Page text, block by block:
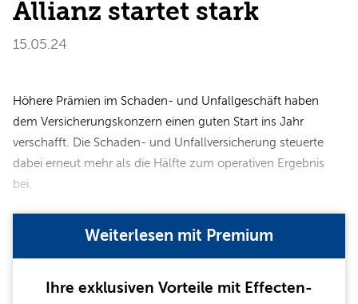
Allianz startet stark
15.05.24
Höhere Prämien im Schaden- und Unfallgeschäft haben
dem Versicherungskonzern einen guten Start ins Jahr
verschafft. Die Schaden- und Unfallversicherung steuerte
dabei erneut mehr als die Hälfte zum operativen Ergebnis
bei.
Weiterlesen mit Premium
Ihre exklusiven Vorteile mit Effecten-